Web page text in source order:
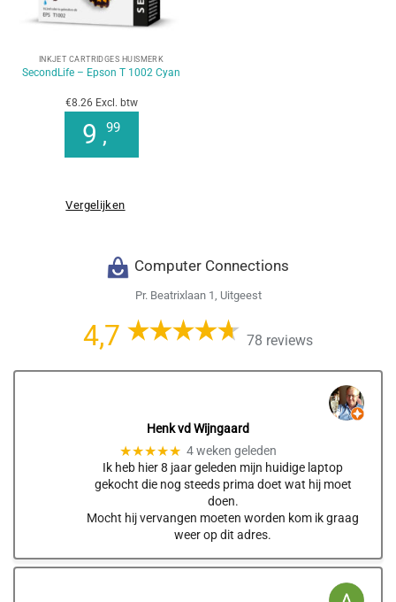
INKJET CARTRIDGES HUISMERK
SecondLife – Epson T 1002 Cyan
€8.26 Excl. btw
9 ,99
Vergelijken
Computer Connections
Pr. Beatrixlaan 1, Uitgeest
4,7 78 reviews
Henk vd Wijngaard
★★★★★ 4 weken geleden
Ik heb hier 8 jaar geleden mijn huidige laptop
gekocht die nog steeds prima doet wat hij moet
doen.
Mocht hij vervangen moeten worden kom ik graag
weer op dit adres.